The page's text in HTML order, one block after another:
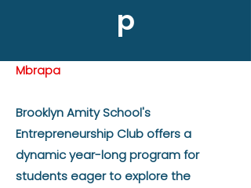
p
Mbrapa
Brooklyn Amity School's
Entrepreneurship Club offers a
dynamic year-long program for
students eager to explore the